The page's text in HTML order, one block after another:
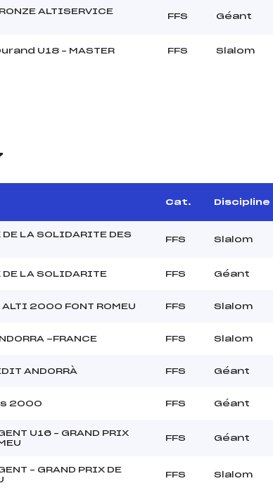
ALTISERVICE
FFS Géant
U18 – MASTER FFS Slalom
Cat. Discipline
DE LA SOLIDARITE DES
FFS Slalom
DE LA SOLIDARITE FFS Géant
ALTI 2000 FONT ROMEU FFS Slalom
-FRANCE FFS Slalom
ANDORRÀ FFS Géant
2000 FFS Géant
U16 – GRAND PRIX
FFS Géant
– GRAND PRIX DE
FFS Slalom